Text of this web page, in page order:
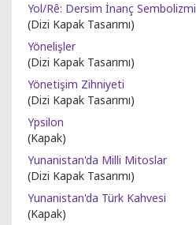
Yol/Rê: Dersim İnanç Sembolizmi
(Dizi Kapak Tasarımı)
Yönelişler
(Dizi Kapak Tasarımı)
Yönetişim Zihniyeti
(Dizi Kapak Tasarımı)
Ypsilon
(Kapak)
Yunanistan'da Milli Mitoslar
(Dizi Kapak Tasarımı)
Yunanistan'da Türk Kahvesi
(Kapak)